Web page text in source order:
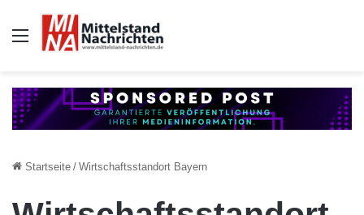
Auswahl
Startseite / Wirtschaftsstandort Bayern